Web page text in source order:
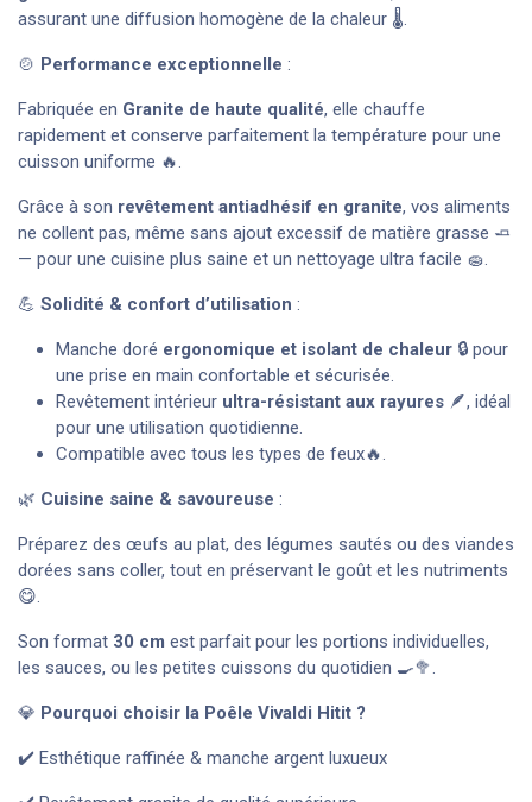
assurant une diffusion homogène de la chaleur 🌡️.
🍲 Performance exceptionnelle :
Fabriquée en Granite de haute qualité, elle chauffe
rapidement et conserve parfaitement la température pour une
cuisson uniforme 🔥.
Grâce à son revêtement antiadhésif en granite, vos aliments
ne collent pas, même sans ajout excessif de matière grasse 🧈
— pour une cuisine plus saine et un nettoyage ultra facile 🧽.
💪 Solidité & confort d’utilisation :
Manche doré ergonomique et isolant de chaleur 🔒 pour
une prise en main confortable et sécurisée.
Revêtement intérieur ultra-résistant aux rayures 🪶, idéal
pour une utilisation quotidienne.
Compatible avec tous les types de feux🔥.
🌿 Cuisine saine & savoureuse :
Préparez des œufs au plat, des légumes sautés ou des viandes
dorées sans coller, tout en préservant le goût et les nutriments
😋.
Son format 30 cm est parfait pour les portions individuelles,
les sauces, ou les petites cuissons du quotidien 🍳🥦.
💎 Pourquoi choisir la Poêle Vivaldi Hitit ?
✔️ Esthétique raffinée & manche argent luxueux